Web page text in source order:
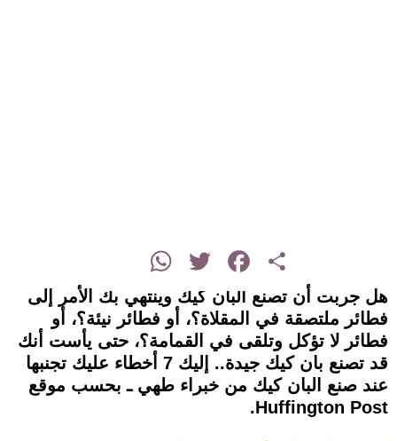
Share
Facebook
Twitter
WhatsApp
هل جربت أن تصنع البان كيك وينتهي بك الأمر إلى
فطائر ملتصقة في المقلاة؟، أو فطائر نيئة؟، أو
فطائر لا تؤكل وتلقى في القمامة؟، حتى يأست أنك
قد تصنع بان كيك جيدة.. إليك 7 أخطاء عليك تجنبها
عند صنع البان كيك من خبراء طهي ـ بحسب موقع
Huffington Post.